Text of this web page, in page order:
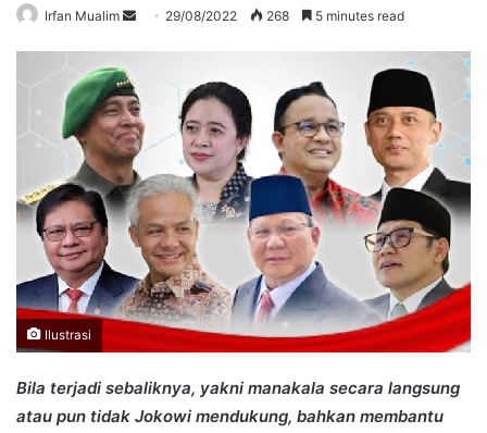
Irfan Mualim
Send 29/08/2022 268 5 minutes read
Ilustrasi
Bila terjadi sebaliknya, yakni manakala secara langsung
atau pun tidak Jokowi mendukung, bahkan membantu